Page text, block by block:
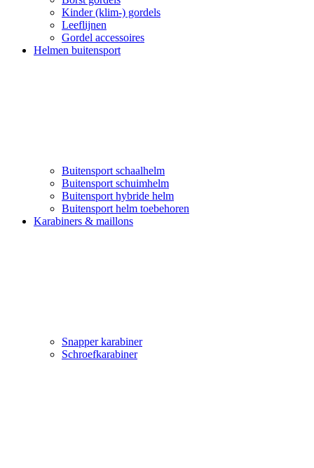
Kinder (klim-) gordels
Leeflijnen
Gordel accessoires
Helmen buitensport
Buitensport schaalhelm
Buitensport schuimhelm
Buitensport hybride helm
Buitensport helm toebehoren
Karabiners & maillons
Snapper karabiner
Schroefkarabiner